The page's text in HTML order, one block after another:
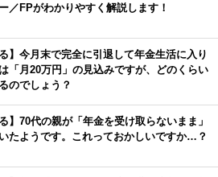
／FPがわかりやすく解説します！
】今月末で完全に引退して年金生活に入り
「月20万円」の見込みですが、どのくらい
のでしょう？
】70代の親が「年金を受け取らないまま」
たようです。これっておかしいですか…？